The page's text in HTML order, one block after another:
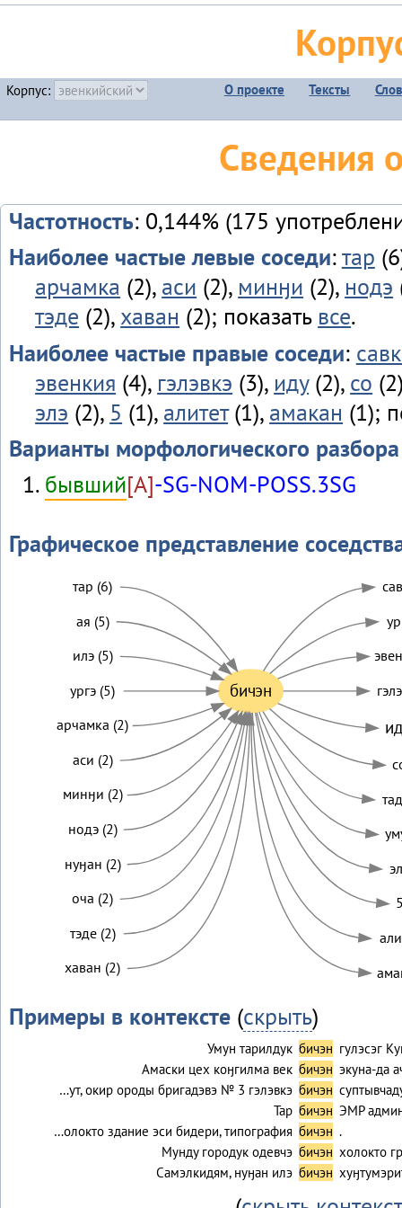
Корпус: О проекте Тексты
Сведения
Частотность: 0,144% (175
Наиболее частые левые соседи:тар
арчамка (2), аси (2), минӈи (2), нодэ
тэде (2), хаван (2); показать все.
Наиболее частые правые соседи:
эвенкия (4), гэлэвкэ (3), иду(2), со
элэ (2), 5 (1), алитет(1), амакан (1);
Варианты морфологического разбора
бывший[A]-SG-NOM-POSS.3SG
Графическое представление
бичэн
тар (6)
ая (5)
илэ (5)
ургэ (5)
арчамка (2)
аси (2)
минӈи (2)
нодэ (2)
нуӈан (2)
оча (2)
тэде (2)
хаван (2)
Примеры в контексте(скрыть)
Умун тарилдук бичэн гулэсэг
Амаски цех коӈгилма век бичэн экуна-да
…ут, окир ороды бригадэвэ № 3 гэлэвкэ бичэн
Тар бичэн ЭМР
…олокто здание эси бидери, типография бичэн .
Мунду городук одевчэ бичэн холокто
Самэлкидям, нуӈан илэ бичэн